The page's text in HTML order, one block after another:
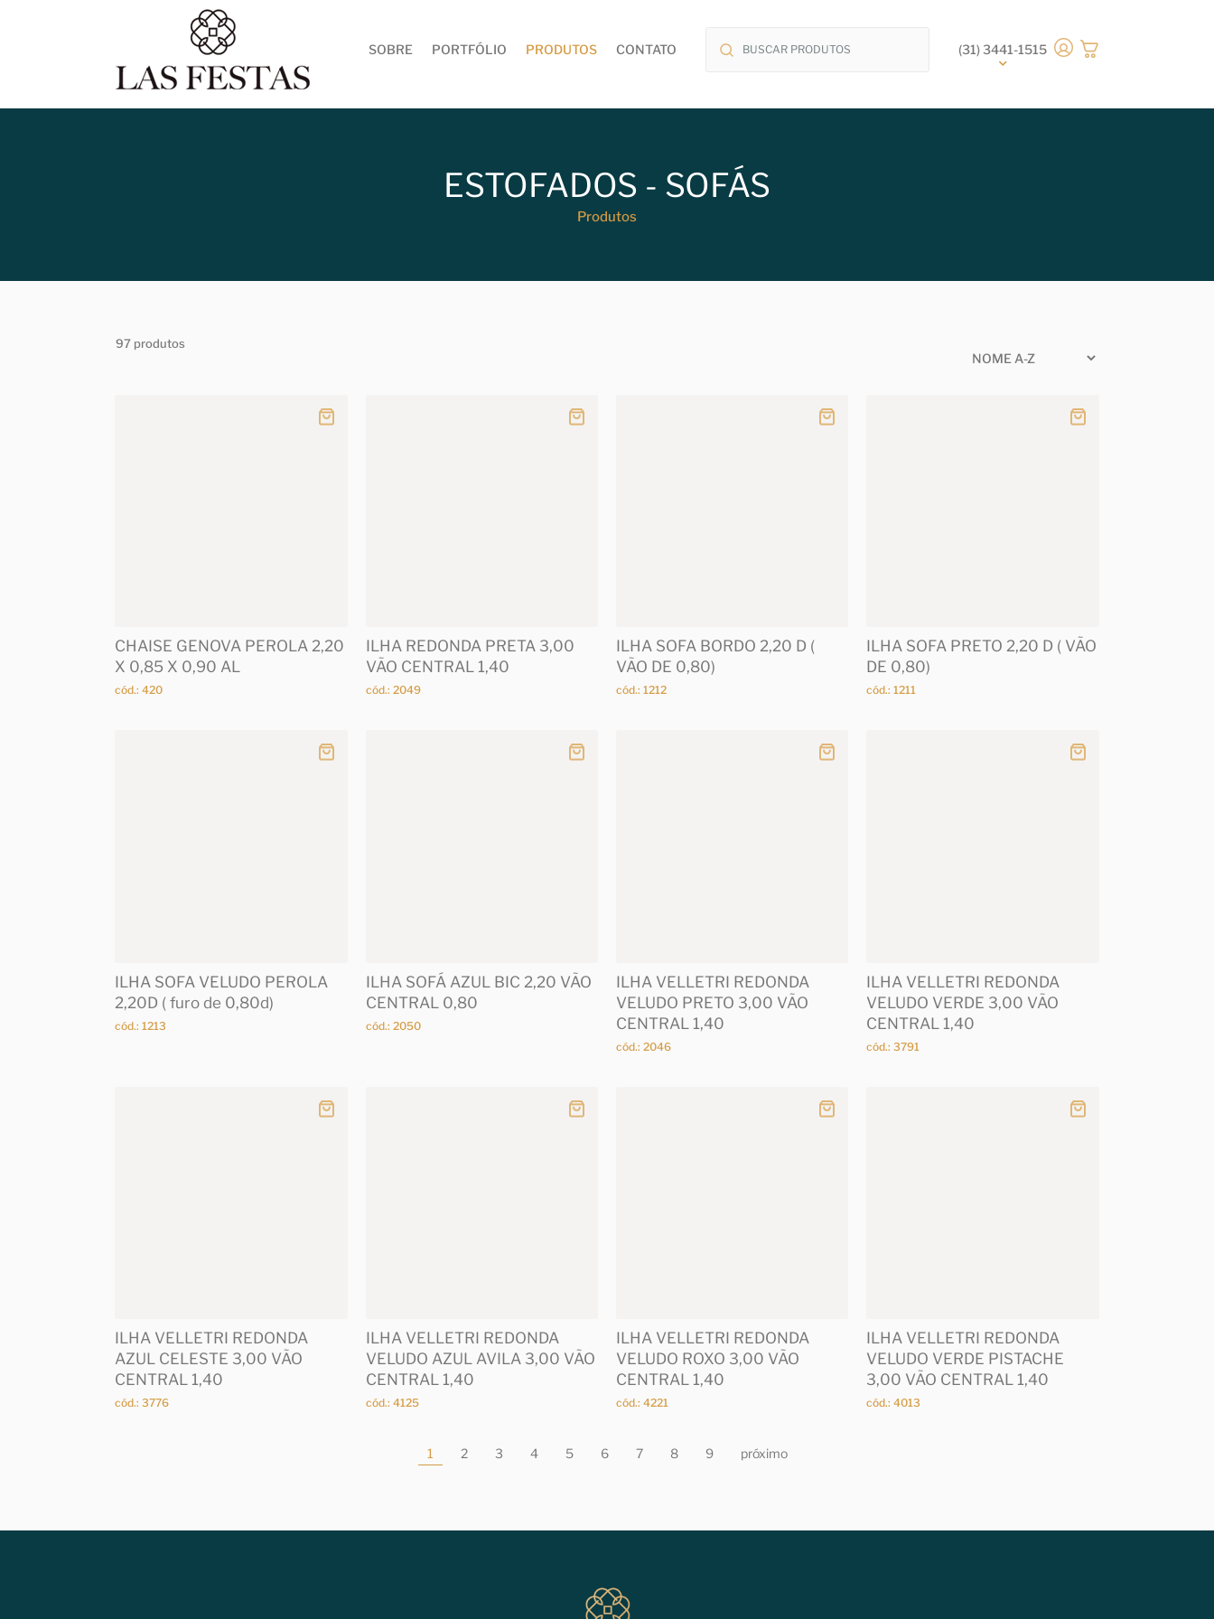
SOBRE PORTFÓLIO PRODUTOS CONTATO (31) 3441-1515
ESTOFADOS - SOFÁS
Produtos
97 produtos
CHAISE GENOVA PEROLA 2,20
X 0,85 X 0,90 AL
cód.: 420
ILHA REDONDA PRETA 3,00
VÃO CENTRAL 1,40
cód.: 2049
ILHA SOFA BORDO 2,20 D (
VÃO DE 0,80)
cód.: 1212
ILHA SOFA PRETO 2,20 D ( VÃO
DE 0,80)
cód.: 1211
ILHA SOFA VELUDO PEROLA
2,20D ( furo de 0,80d)
cód.: 1213
ILHA SOFÁ AZUL BIC 2,20 VÃO
CENTRAL 0,80
cód.: 2050
ILHA VELLETRI REDONDA
VELUDO PRETO 3,00 VÃO
CENTRAL 1,40
cód.: 2046
ILHA VELLETRI REDONDA
VELUDO VERDE 3,00 VÃO
CENTRAL 1,40
cód.: 3791
ILHA VELLETRI REDONDA
AZUL CELESTE 3,00 VÃO
CENTRAL 1,40
cód.: 3776
ILHA VELLETRI REDONDA
VELUDO AZUL AVILA 3,00 VÃO
CENTRAL 1,40
cód.: 4125
ILHA VELLETRI REDONDA
VELUDO ROXO 3,00 VÃO
CENTRAL 1,40
cód.: 4221
ILHA VELLETRI REDONDA
VELUDO VERDE PISTACHE
3,00 VÃO CENTRAL 1,40
cód.: 4013
1 2 3 4 5 6 7 8 9 próximo